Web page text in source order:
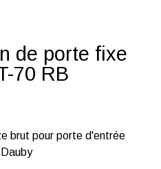
de porte fixe
70 RB
brut pour porte d'entrée